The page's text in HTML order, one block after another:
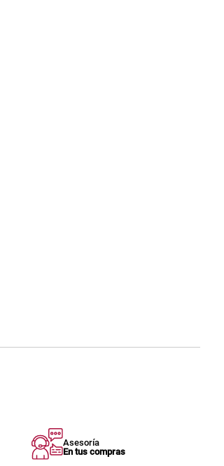
Asesoría
En tus compras